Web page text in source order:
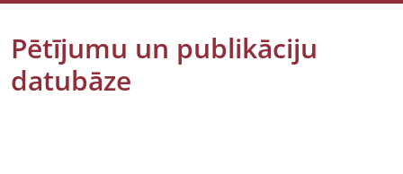
Pētījumu un publikāciju
datubāze